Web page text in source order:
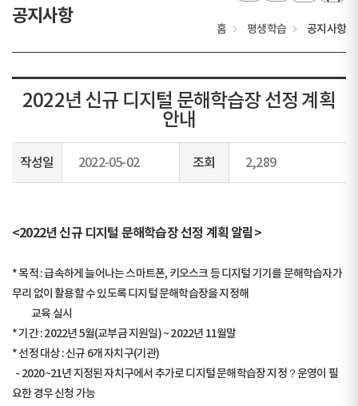
공지사항
홈 평생학습 공지사항
2022년 신규 디지털 문해학습장 선정 계획
안내
작성일 2022-05-02 조회 2,289
<2022년 신규 디지털 문해학습장 선정 계획 알림>
* 목적 : 급속하게 늘어나는 스마트폰, 키오스크 등 디지털 기기를 문해학습자가
무리 없이 활용할 수 있도록 디지털 문해학습장을 지정해
교육 실시
* 기간 : 2022년 5월(교부금 지원일) ~ 2022년 11월말
* 선정 대상 : 신규 6개 자치구(기관)
- 2020~21년 지정된 자치구에서 추가로 디지털 문해학습장 지정？운영이 필
요한 경우 신청 가능